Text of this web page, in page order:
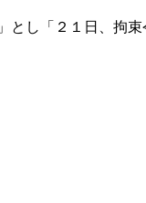
し「２１日、拘束